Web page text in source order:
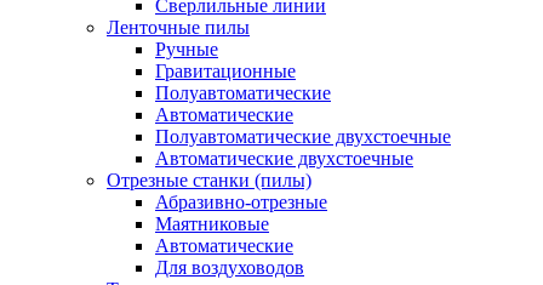
Сверлильные линии
Ленточные пилы
Ручные
Гравитационные
Полуавтоматические
Автоматические
Полуавтоматические двухстоечные
Автоматические двухстоечные
Отрезные станки (пилы)
Абразивно-отрезные
Маятниковые
Автоматические
Для воздуховодов